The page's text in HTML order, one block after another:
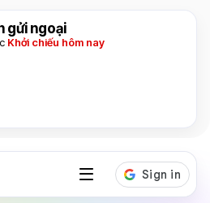
gửi ngoại
Khởi chiếu hôm nay